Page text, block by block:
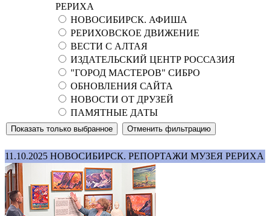
РЕРИХА
НОВОСИБИРСК. АФИША
РЕРИХОВСКОЕ ДВИЖЕНИЕ
ВЕСТИ С АЛТАЯ
ИЗДАТЕЛЬСКИЙ ЦЕНТР РОССАЗИЯ
"ГОРОД МАСТЕРОВ" СИБРО
ОБНОВЛЕНИЯ САЙТА
НОВОСТИ ОТ ДРУЗЕЙ
ПАМЯТНЫЕ ДАТЫ
11.10.2025 НОВОСИБИРСК. РЕПОРТАЖИ МУЗЕЯ РЕРИХА